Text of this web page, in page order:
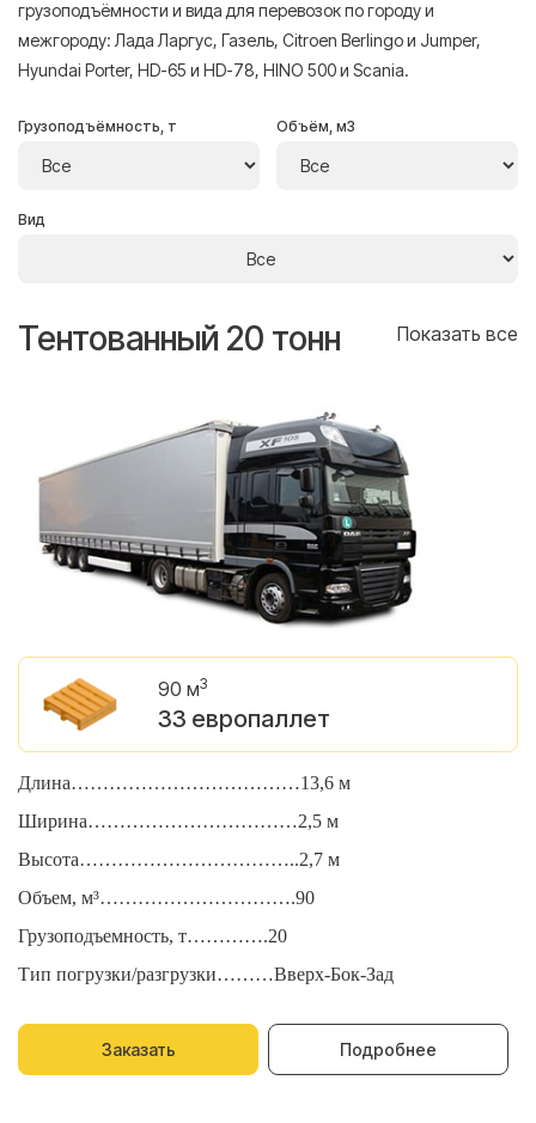
грузоподъёмности и вида для перевозок по городу и
межгороду: Лада Ларгус, Газель, Citroen Berlingo и Jumper,
Hyundai Porter, HD-65 и HD-78, HINO 500 и Scania.
Грузоподъёмность, т Объём, м3
Вид
Тентованный 20 тонн Показать все
90 м3
33 европаллет
Длина………………………………13,6 м
Ширина……………………………2,5 м
Высота……………………………..2,7 м
Объем, м³………………………….90
Грузоподъемность, т………….20
Тип погрузки/разгрузки………Вверх-Бок-Зад
Заказать Подробнее